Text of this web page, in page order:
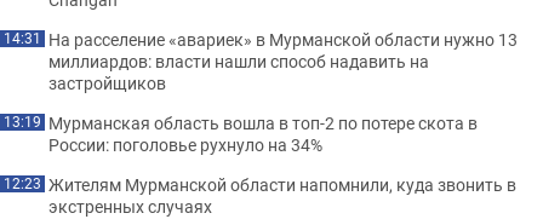
14:31 На расселение «авариек» в Мурманской области нужно 13
миллиардов: власти нашли способ надавить на
застройщиков
13:19 Мурманская область вошла в топ-2 по потере скота в
России: поголовье рухнуло на 34%
12:23 Жителям Мурманской области напомнили, куда звонить в
экстренных случаях